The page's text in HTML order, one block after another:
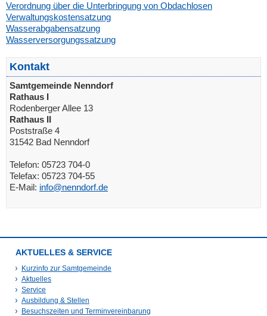
Verordnung über die Unterbringung von Obdachlosen
Verwaltungskostensatzung
Wasserabgabensatzung
Wasserversorgungssatzung
Kontakt
Samtgemeinde Nenndorf
Rathaus I
Rodenberger Allee 13
Rathaus II
Poststraße 4
31542 Bad Nenndorf
Telefon: 05723 704-0
Telefax: 05723 704-55
E-Mail: info@nenndorf.de
AKTUELLES & SERVICE
Kurzinfo zur Samtgemeinde
Aktuelles
Service
Ausbildung & Stellen
Besuchszeiten und Terminvereinbarung